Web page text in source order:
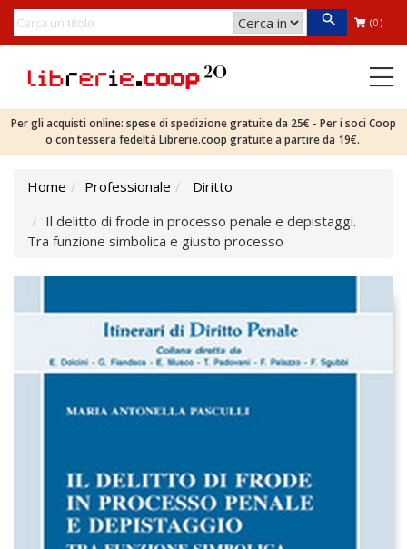
(0)
Per gli acquisti online: spese di spedizione gratuite da 25€ - Per i soci Coop
o con tessera fedeltà Librerie.coop gratuite a partire da 19€.
Home Professionale
Diritto
Il delitto di frode in processo penale e depistaggi.
Tra funzione simbolica e giusto processo